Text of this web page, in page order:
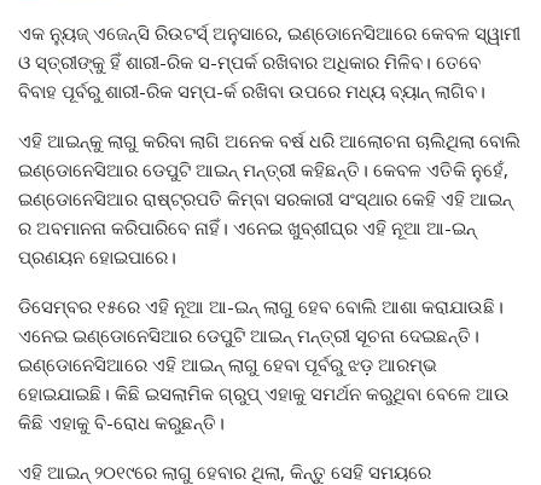
ଏକ ନ୍ୟୁଜ୍ ଏଜେନ୍ସି ରିଉଟର୍ସ୍ ଅନୁସାରେ, ଇଣ୍ଡୋନେସିଆରେ କେବଳ ସ୍ୱାମୀ
ଓ ସ୍ତ୍ରୀଙ୍କୁ ହିଁ ଶାରୀ-ରିକ ସ-ମ୍ପର୍କ ରଖିବାର ଅଧିକାର ମିଳିବ। ତେବେ
ବିବାହ ପୂର୍ବରୁ ଶାରୀ-ରିକ ସମ୍ପ-ର୍କ ରଖିବା ଉପରେ ମଧ୍ୟ ବ୍ୟାନ୍‌ ଲାଗିବ।
ଏହି ଆଇନ୍‌କୁ ଲାଗୁ କରିବା ଲାଗି ଅନେକ ବର୍ଷ ଧରି ଆଲୋଚନା ଚାଲିଥିଲା ବୋଲି
ଇଣ୍ଡୋନେସିଆର ଡେପୁଟି ଆଇନ୍‌ ମନ୍ତ୍ରୀ କହିଛନ୍ତି। କେବଳ ଏତିକି ନୁହେଁ,
ଇଣ୍ଡୋନେସିଆର ରାଷ୍ଟ୍ରପତି କିମ୍ବା ସରକାରୀ ସଂସ୍ଥାର କେହି ଏହି ଆଇନ୍
ର ଅବମାନନା କରିପାରିବେ ନାହିଁ। ଏନେଇ ଖୁବ୍‌ଶୀଘ୍ର ଏହି ନୂଆ ଆ-ଇନ୍‌
ପ୍ରଣୟନ ହୋଇପାରେ।
ଡିସେମ୍ବର ୧୫ରେ ଏହି ନୂଆ ଆ-ଇନ୍‌ ଲାଗୁ ହେବ ବୋଲି ଆଶା କରାଯାଉଛି।
ଏନେଇ ଇଣ୍ଡୋନେସିଆର ଡେପୁଟି ଆଇନ୍‌ ମନ୍ତ୍ରୀ ସୂଚନା ଦେଇଛନ୍ତି।
ଇଣ୍ଡୋନେସିଆରେ ଏହି ଆଇନ୍‌ ଲାଗୁ ହେବା ପୂର୍ବରୁ ଝଡ଼ ଆରମ୍ଭ
ହୋଇଯାଇଛି। କିଛି ଇସଲାମିକ ଗ୍ରୁପ୍‌ ଏହାକୁ ସମର୍ଥନ କରୁଥିବା ବେଳେ ଆଉ
କିଛି ଏହାକୁ ବି-ରୋଧ କରୁଛନ୍ତି।
ଏହି ଆଇନ୍‌ ୨୦୧୯ରେ ଲାଗୁ ହେବାର ଥିଲା, କିନ୍ତୁ ସେହି ସମୟରେ